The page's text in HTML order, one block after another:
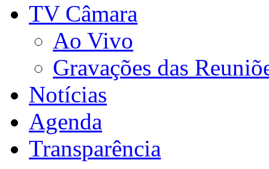
TV Câmara
Ao Vivo
Gravações das
Notícias
Agenda
Transparência